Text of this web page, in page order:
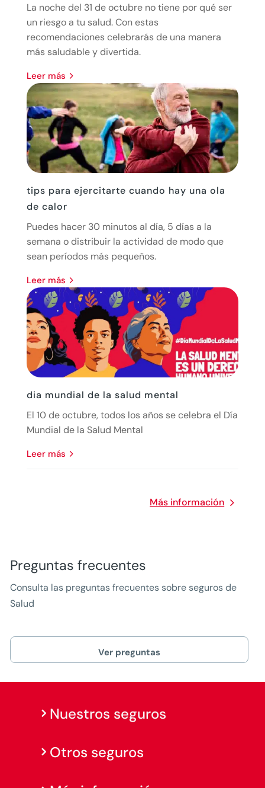
La noche del 31 de octubre no tiene por qué ser
un riesgo a tu salud. Con estas
recomendaciones celebrarás de una manera
más saludable y divertida.
leer más
tips para ejercitarte cuando hay una ola
de calor
Puedes hacer 30 minutos al día, 5 días a la
semana o distribuir la actividad de modo que
sean períodos más pequeños.
leer más
dia mundial de la salud mental
El 10 de octubre, todos los años se celebra el Día
Mundial de la Salud Mental
leer más
Más información
Preguntas frecuentes
Consulta las preguntas frecuentes sobre seguros de
Salud
Ver preguntas
Nuestros seguros
Otros seguros